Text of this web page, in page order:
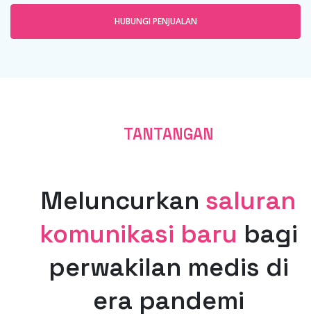
HUBUNGI PENJUALAN
TANTANGAN
Meluncurkan saluran
komunikasi baru bagi
perwakilan medis di
era pandemi